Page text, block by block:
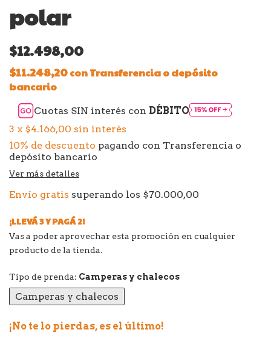
polar
$12.498,00
$11.248,20conTransferencia o depósito
bancario
Cuotas SIN interés con DÉBITO
3 x $4.166,00 sin interés
10% de descuento pagando con Transferencia o
depósito bancario
Ver más detalles
Envío gratis superando los $70.000,00
¡LLEVÁ 3 Y PAGÁ 2!
Vas a poder aprovechar esta promoción en cualquier
producto de la tienda.
Tipo de prenda: Camperas y chalecos
Camperas y chalecos
¡No te lo pierdas, es el último!